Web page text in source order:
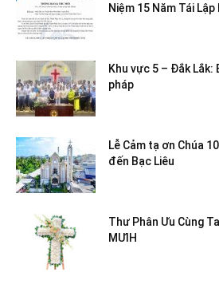
Niệm 15 Năm Tái Lập
Khu vực 5 – Đắk
pháp
Lễ Cảm tạ ơn Chúa
đến Bạc Liêu
Thư Phân Ưu Cùng
MƯIH